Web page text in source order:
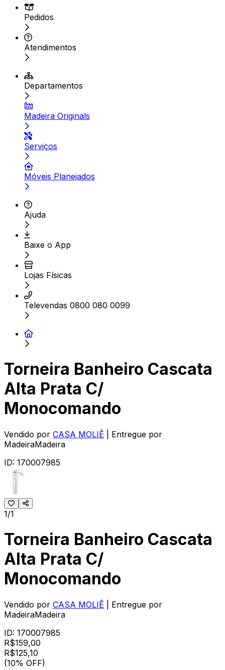
Pedidos
Atendimentos
Departamentos
Madeira Originals
Serviços
Móveis Planejados
Ajuda
Baixe o App
Lojas Físicas
Televendas 0800 080 0099
Torneira Banheiro Cascata
Alta Prata C/
Monocomando
Vendido por CASA MOLIÊ
| Entregue por
MadeiraMadeira
ID: 170007985
1/1
Torneira Banheiro Cascata
Alta Prata C/
Monocomando
Vendido por CASA MOLIÊ
| Entregue por
MadeiraMadeira
ID: 170007985
R$159,00
R$125,10
(10% OFF)